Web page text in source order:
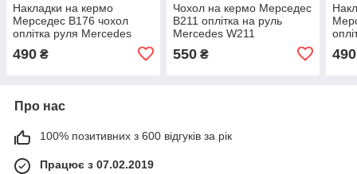
Накладки на кермо
Мерседес В176 чохол
оплітка руля Mercedes
490 ₴
Чохол на кермо Мерседес
В211 оплітка на руль
Mercedes W211
550₴ 490
Про нас
100% позитивних з 600 відгуків за рік
Працює з 07.02.2019